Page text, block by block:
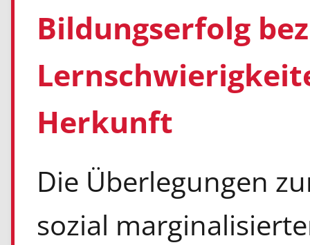
Bildungserfolg
Herkunft
Die Überlegungen
sozial